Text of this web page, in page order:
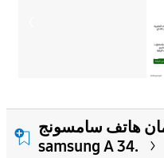
هاتف سامسونج
samsung A 34.